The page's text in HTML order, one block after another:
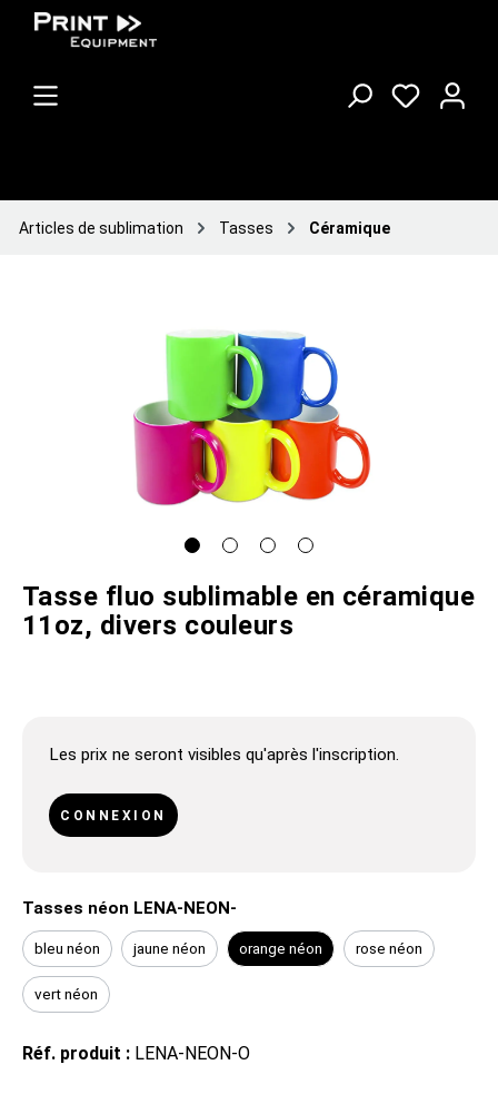
Articles de sublimation Tasses Céramique
Tasse fluo sublimable en céramique
11oz, divers couleurs
Les prix ne seront visibles qu'après l'inscription.
CONNEXION
Tasses néon LENA-NEON-
bleu néon jaune néon orange néon rose néon
vert néon
Réf. produit : LENA-NEON-O